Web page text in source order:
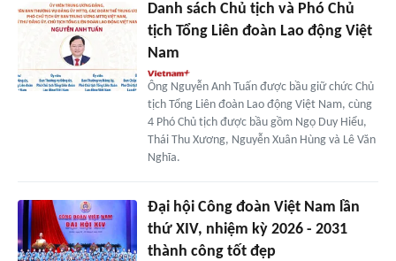
Danh sách Chủ tịch và Phó Chủ
tịch Tổng Liên đoàn Lao động Việt
Nam
Ông Nguyễn Anh Tuấn được bầu giữ chức Chủ
tịch Tổng Liên đoàn Lao động Việt Nam, cùng
4 Phó Chủ tịch được bầu gồm Ngọ Duy Hiểu,
Thái Thu Xương, Nguyễn Xuân Hùng và Lê Văn
Nghĩa.
Đại hội Công đoàn Việt Nam lần
thứ XIV, nhiệm kỳ 2026 - 2031
thành công tốt đẹp